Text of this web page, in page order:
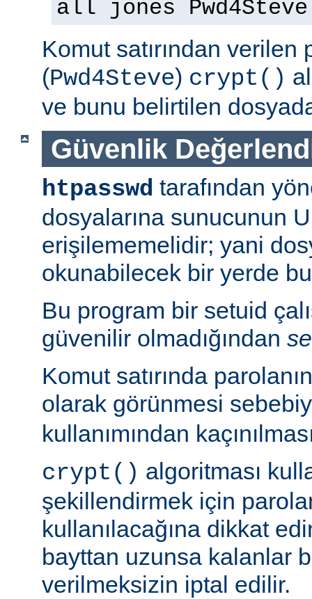
all jones Pwd4Steve
Komut satırından verilen
(Pwd4Steve) crypt()
ve bunu belirtilen
Güvenlik
htpasswd tarafından
dosyalarına sunucunun
erişilememelidir; yani
okunabilecek bir yerde
Bu program bir setuid
güvenilir olmadığından
Komut satırında
olarak görünmesi
kullanımından
crypt() algoritması
şekillendirmek için
kullanılacağına dikkat
bayttan uzunsa kalanlar
verilmeksizin iptal edilir.